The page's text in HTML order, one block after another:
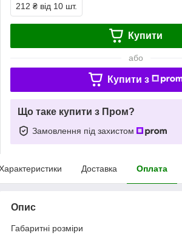
212 ₴ від 10 шт.
Купити
або
Купити з
Що таке купити з Пром?
Замовлення під захистом
Доставка Оплата
Опис
Габаритні розміри